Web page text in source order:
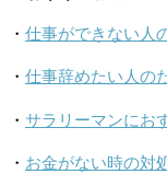
・ 仕事ができない人
・ 仕事辞めたい人の
・ サラリーマンにお
・ お金がない時の対